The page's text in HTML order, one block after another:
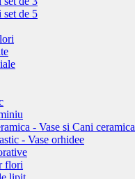
de 5
- Vase si Cani ceramica
- Vase orhidee
flori